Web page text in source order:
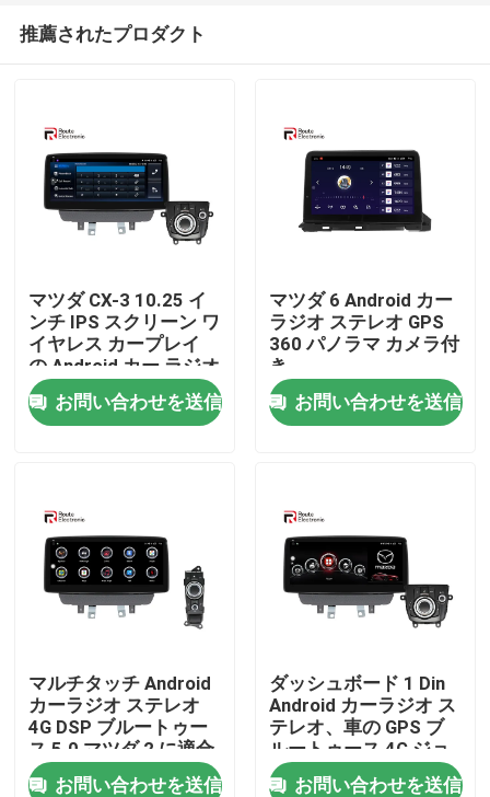
製品
企業情報
品質管理
ニュース
すべての場合
推薦されたプロダクト
マツダ CX-3 10.25 イ
ンチ IPS スクリーン ワ
イヤレス カープレイ
の Android カー ラジオ
ステレオ
お問い合わせを送信
マツダ 6 Android カー
ラジオ ステレオ GPS
360 パノラマ カメラ付
き
お問い合わせを送信
マルチタッチ Android
カーラジオ ステレオ
4G DSP ブルートゥー
ス 5.0 マツダ 2 に適合
お問い合わせを送信
ダッシュボード 1 Din
Android カーラジオ ス
テレオ、車の GPS ブ
ルートゥース 4G ジョ
イスティック付き
お問い合わせを送信